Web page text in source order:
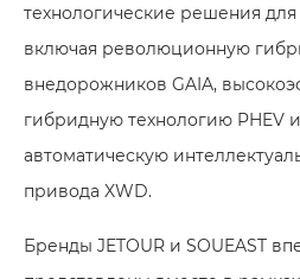
технологические решения
включая революционную
внедорожников GAIA,
гибридную технологию PHEV
автоматическую
привода XWD.
Бренды JETOUR и SOUEAST